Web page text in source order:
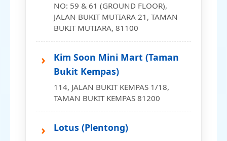
NO: 59 & 61 (GROUND FLOOR),
JALAN BUKIT MUTIARA 21, TAMAN
BUKIT MUTIARA, 81100
Kim Soon Mini Mart (Taman
Bukit Kempas)
114, JALAN BUKIT KEMPAS 1/18,
TAMAN BUKIT KEMPAS 81200
Lotus (Plentong)